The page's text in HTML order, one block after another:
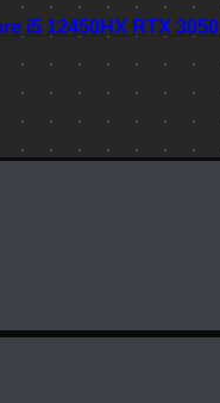
i5 12450HX RTX 3050